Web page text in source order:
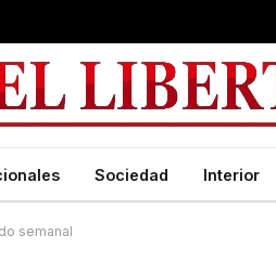
Sociedad Interior
semanal